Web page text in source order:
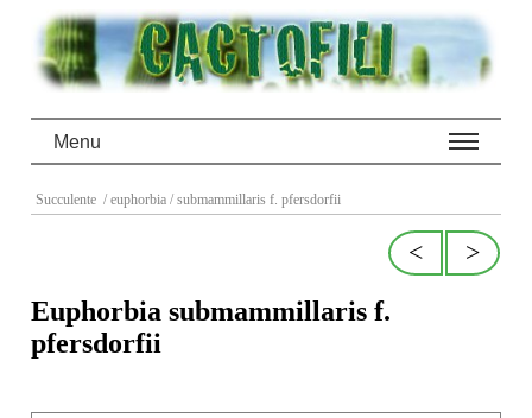
Menu
Succulente / euphorbia / submammillaris f. pfersdorfii
>
<
Euphorbia submammillaris f.
pfersdorfii